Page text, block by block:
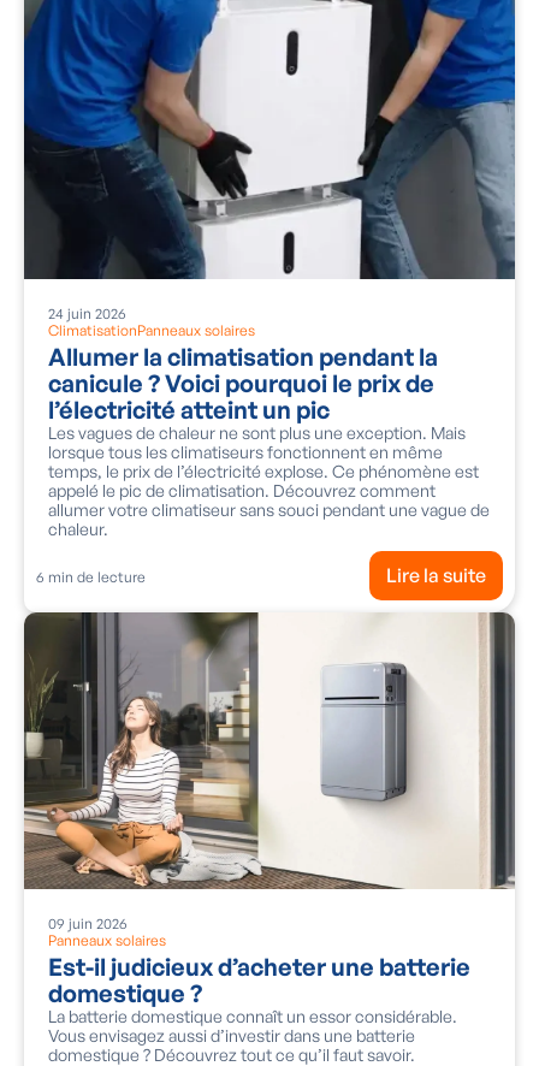
ClimatisationPanneaux solaires
24 juin 2026
Allumer la climatisation pendant la
canicule ? Voici pourquoi le prix de
l’électricité atteint un pic
Les vagues de chaleur ne sont plus une exception. Mais
lorsque tous les climatiseurs fonctionnent en même
temps, le prix de l’électricité explose. Ce phénomène est
appelé le pic de climatisation. Découvrez comment
allumer votre climatiseur sans souci pendant une vague de
chaleur.
6 min de lecture Lire la suite
Panneaux solaires
09 juin 2026
Est-il judicieux d’acheter une batterie
domestique ?
La batterie domestique connaît un essor considérable.
Vous envisagez aussi d’investir dans une batterie
domestique ? Découvrez tout ce qu’il faut savoir.